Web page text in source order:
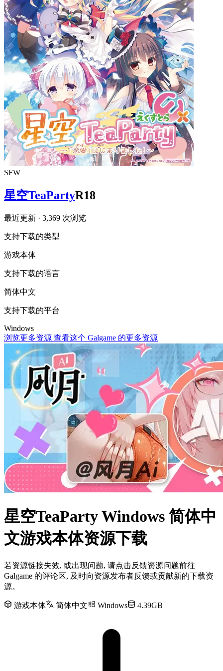
SFW
星空TeaPartyR18
最近更新 · 3,369 次浏览
支持下载的类型
游戏本体
支持下载的语言
简体中文
支持下载的平台
Windows
浏览更多资源 查看这个 Galgame 的更多资源
星空TeaParty Windows 简体中
文游戏本体资源下载
若资源链接失效, 或出现问题, 请点击反馈资源问题前往
Galgame 的评论区, 及时向资源发布者反馈或贡献新的下载资
源。
游戏本体 简体中文 Windows 4.39GB